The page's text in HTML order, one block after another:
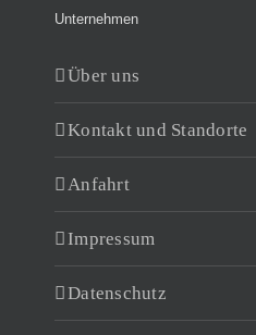
Unternehmen
Über uns
Kontakt und Standorte
Anfahrt
Impressum
Datenschutz